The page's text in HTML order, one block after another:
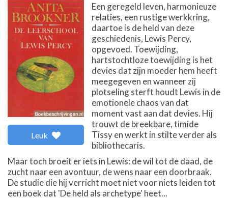
Leuk
Een geregeld leven, harmonieuze
relaties, een rustige werkkring,
daartoe is de held van deze
geschiedenis, Lewis Percy,
opgevoed. Toewijding,
hartstochtloze toewijding is het
devies dat zijn moeder hem heeft
meegegeven en wanneer zij
plotseling sterft houdt Lewis in de
emotionele chaos van dat
moment vast aan dat devies. Hij
trouwt de breekbare, timide
Tissy en werkt in stilte verder als
bibliothecaris.
Maar toch broeit er iets in Lewis: de wil tot de daad, de
zucht naar een avontuur, de wens naar een doorbraak.
De studie die hij verricht moet niet voor niets leiden tot
een boek dat 'De held als archetype' heet...